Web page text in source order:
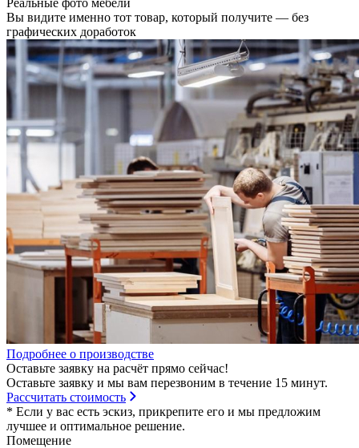
Вы видите именно тот товар, который получите — без
графических доработок
Подробнее о производстве
Оставьте заявку на расчёт прямо сейчас!
Оставьте заявку и мы вам перезвоним в течение 15 минут.
Рассчитать стоимость
* Если у вас есть эскиз, прикрепите его и мы предложим
лучшее и оптимальное решение.
Помещение